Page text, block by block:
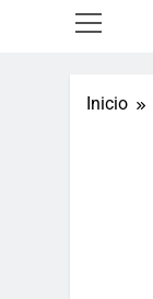
Inicio